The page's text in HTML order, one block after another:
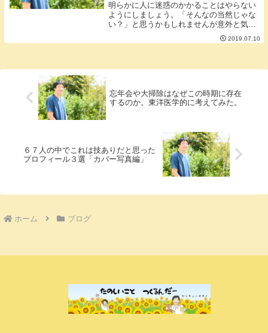
明らかに人に迷惑のかかることはやらない
ようにしましょう。「そんなの当然じゃな
い？」と思うかもしれませんが意外と気が
付かないところでしてしまっているもので
す。例えば・講義中の私語や・食事をくち
2019.07.10
忘年会や大掃除はなぜこの時期に存在
するのか。東洋医学的に考えてみた。
６７人の中でこれは技ありだと思った
プロフィール３選「カバー写真編」
ホーム ブログ